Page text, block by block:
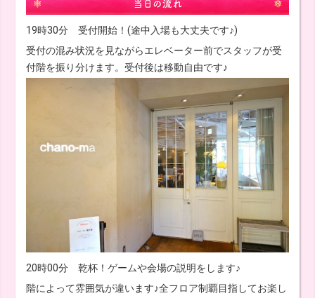
19時30分 受付開始！(途中入場も大丈夫です♪)
受付の混み状況を見ながらエレベーター前でスタッフが受
付階を振り分けます。受付後は移動自由です♪
20時00分 乾杯！ゲームや会場の説明をします♪
階によって雰囲気が違います♪全フロア制覇目指してお楽し